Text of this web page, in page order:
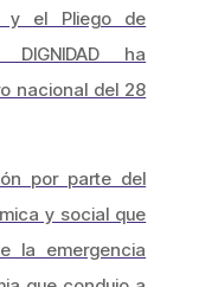
y el Pliego de
ha
nacional del 28
por parte del
y social que
la emergencia